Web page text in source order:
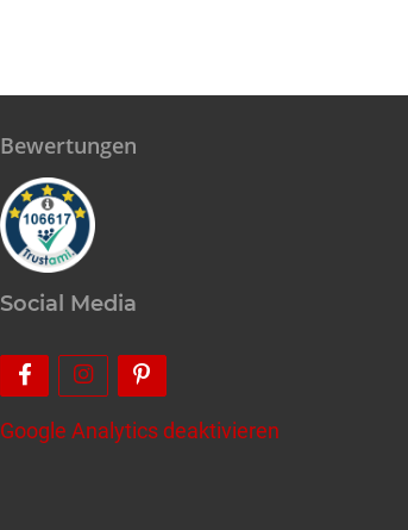
Bewertungen
Social Media
Google Analytics deaktivieren